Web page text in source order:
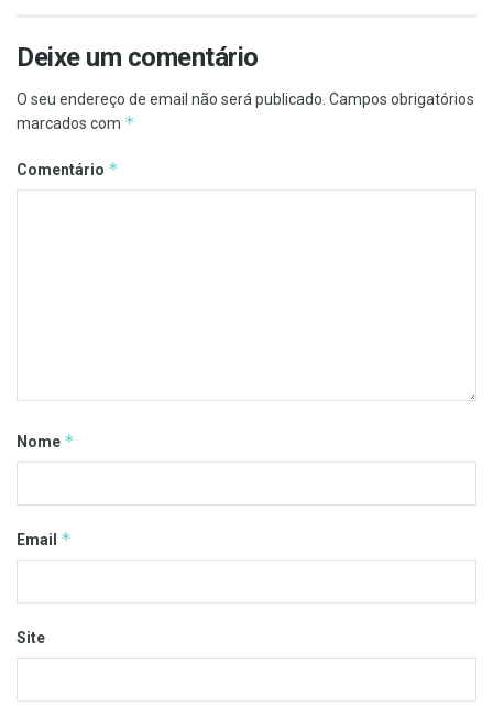
Deixe um comentário
O seu endereço de email não será publicado. Campos obrigatórios
marcados com *
Comentário *
Nome *
Email *
Site